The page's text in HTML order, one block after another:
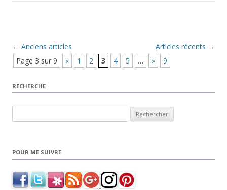
Navigation Article
← Anciens articles Articles récents →
Page 3 sur 9
« 1 2 3 4 5 … » 9
RECHERCHE
POUR ME SUIVRE